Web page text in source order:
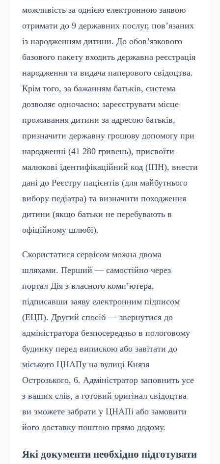
можливість за однією електронною заявою
отримати до 9 державних послуг, пов’язаних
із народженням дитини. До обов’язкового
базового пакету входить державна реєстрація
народження та видача паперового свідоцтва.
Крім того, за бажанням батьків, система
дозволяє одночасно: зареєструвати місце
проживання дитини за адресою батьків,
призначити державну грошову допомогу при
народженні (41 280 гривень), присвоїти
малюкові ідентифікаційний код (ІПН), внести
дані до Реєстру пацієнтів (для майбутнього
вибору педіатра) та визначити походження
дитини (якщо батьки не перебувають в
офіційному шлюбі).
Скористатися сервісом можна двома
шляхами. Перший — самостійно через
портал Дія з власного комп’ютера,
підписавши заяву електронним підписом
(ЕЦП). Другий спосіб — звернутися до
адміністратора безпосередньо в пологовому
будинку перед випискою або завітати до
міського ЦНАПу на вулиці Князя
Острозького, 6. Адміністратор заповнить усе
з ваших слів, а готовий оригінал свідоцтва
ви зможете забрати у ЦНАПі або замовити
його доставку поштою прямо додому.
Які документи необхідно підготувати